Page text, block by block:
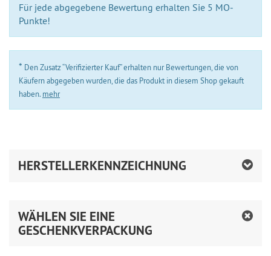
Für jede abgegebene Bewertung erhalten Sie 5 MO-
Punkte!
* Den Zusatz “Verifizierter Kauf” erhalten nur Bewertungen, die von
Käufern abgegeben wurden, die das Produkt in diesem Shop gekauft
haben. mehr
HERSTELLERKENNZEICHNUNG
WÄHLEN SIE EINE
GESCHENKVERPACKUNG